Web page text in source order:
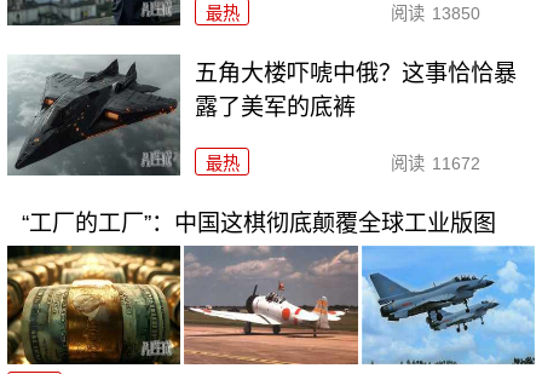
最热 阅读 13850
五角大楼吓唬中俄？这事恰恰暴
露了美军的底裤
最热 阅读 11672
“工厂的工厂”：中国这棋彻底颠覆全球工业版图